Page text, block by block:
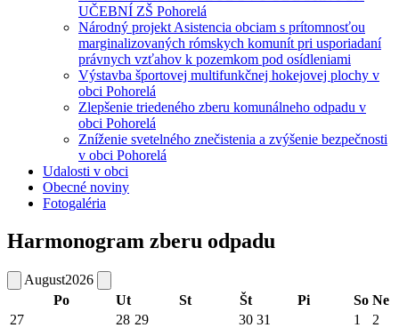
UČEBNÍ ZŠ Pohorelá
Národný projekt Asistencia obciam s prítomnosťou
marginalizovaných rómskych komunít pri usporiadaní
právnych vzťahov k pozemkom pod osídleniami
Výstavba športovej multifunkčnej hokejovej plochy v
obci Pohorelá
Zlepšenie triedeného zberu komunálneho odpadu v
obci Pohorelá
Zníženie svetelného znečistenia a zvýšenie bezpečnosti
v obci Pohorelá
Udalosti v obci
Obecné noviny
Fotogaléria
Harmonogram zberu odpadu
August2026
Po
Ut St Št Pi So Ne
27
28 29 30 31 1 2